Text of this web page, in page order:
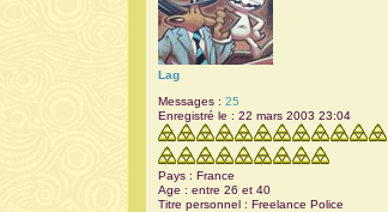
Lag
Messages : 25
Enregistré le : 22 mars 2003 23:04
Pays : France
Age : entre 26 et 40
Titre personnel : Freelance Police